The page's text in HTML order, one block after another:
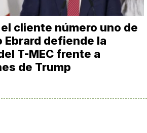
cliente número uno de
Ebrard defiende la
T-MEC frente a
de Trump